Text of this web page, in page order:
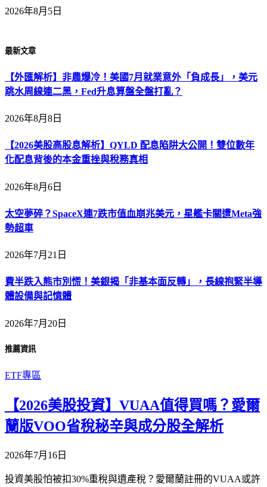
2026年8月5日
最新文章
【外匯解析】非農爆冷！美國7月就業意外「負成長」，美元
跳水周線連二黑，Fed升息算盤全盤打亂？
2026年8月8日
【2026美股高股息解析】QYLD 配息陷阱大公開！雙位數年
化配息背後的本金重挫與稅務真相
2026年8月6日
太空夢碎？SpaceX連7跌市值血崩兆美元，星艦卡關遭Meta強
勢超車
2026年7月21日
費半跌入熊市別慌！美銀揭「非基本面反轉」，長線抱緊半導
體設備與記憶體
2026年7月20日
推薦資訊
ETF專區
【2026美股投資】VUAA值得買嗎？愛爾
蘭版VOO省稅秘辛與成分股全解析
2026年7月16日
投資美股怕被扣30%重稅與遺產稅？愛爾蘭註冊的VUAA或許